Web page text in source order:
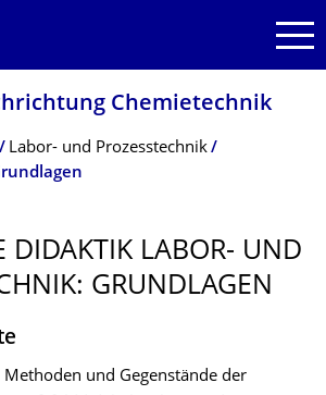
Chemietechnik
Labor- und Prozesstechnik
DIDAKTIK LABOR- UND
GRUNDLAGEN
und Gegenstände der